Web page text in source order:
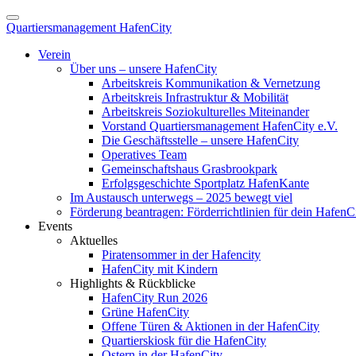
Quartiersmanagement HafenCity
Verein
Über uns – unsere HafenCity
Arbeitskreis Kommunikation & Vernetzung
Arbeitskreis Infrastruktur & Mobilität
Arbeitskreis Soziokulturelles Miteinander
Vorstand Quartiersmanagement HafenCity e.V.
Die Geschäftsstelle – unsere HafenCity
Operatives Team
Gemeinschaftshaus Grasbrookpark
Erfolgsgeschichte Sportplatz HafenKante
Im Austausch unterwegs – 2025 bewegt viel
Förderung beantragen: Förderrichtlinien für dein
Events
Aktuelles
Piratensommer in der Hafencity
HafenCity mit Kindern
Highlights & Rückblicke
HafenCity Run 2026
Grüne HafenCity
Offene Türen & Aktionen in der HafenCity
Quartierskiosk für die HafenCity